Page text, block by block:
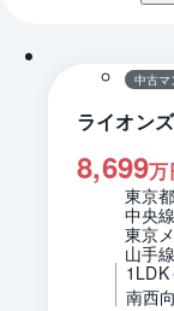
中古マ
ライオン
8,699万
東京
中央
東京
山手
1LDK
南西